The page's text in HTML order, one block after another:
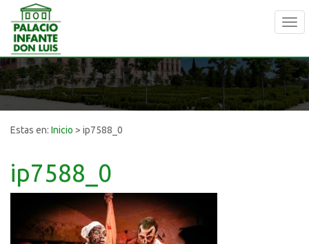
Estas en: Inicio > ip7588_0
ip7588_0